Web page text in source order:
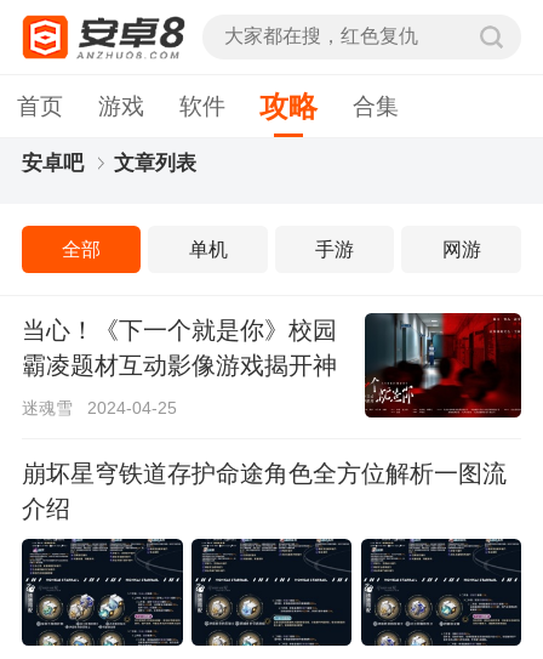
首页 游戏 软件 攻略 合集
安卓吧 文章列表
全部 单机 手游 网游
当心！《下一个就是你》校园
霸凌题材互动影像游戏揭开神
秘面纱
迷魂雪 2024-04-25
崩坏星穹铁道存护命途角色全方位解析一图流
介绍